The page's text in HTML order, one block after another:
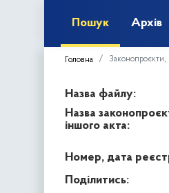
Пошук Архів
Головна Законопроєкти,
Назва файлу:
Назва
іншого акта:
Номер, дата
Поділитись: